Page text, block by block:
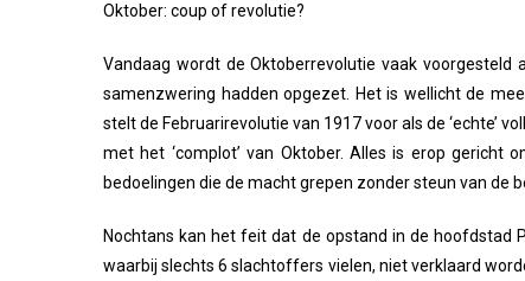
Oktober: coup of revolutie?
Vandaag wordt de Oktoberrevolutie vaak voorgesteld
samenzwering hadden opgezet. Het is wellicht de
stelt de Februarirevolutie van 1917 voor als de ‘echte’
met het ‘complot’ van Oktober. Alles is erop
bedoelingen die de macht grepen zonder steun van de
Nochtans kan het feit dat de opstand in de hoofdstad
waarbij slechts 6 slachtoffers vielen, niet verklaard